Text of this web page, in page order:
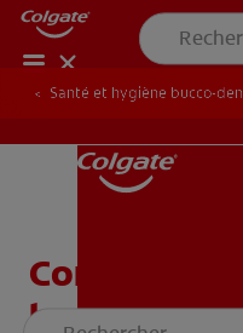
Santé et hygiène bucco-
Comment la